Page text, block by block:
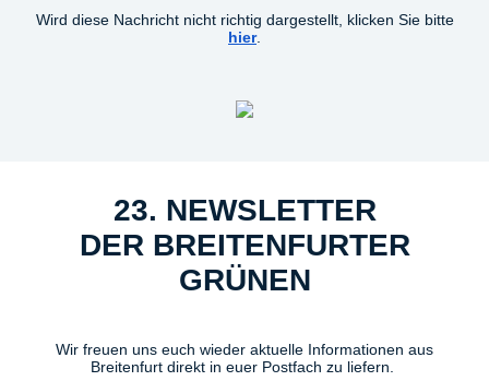
Wird diese Nachricht nicht richtig dargestellt, klicken Sie bitte
hier.
23. NEWSLETTER
DER BREITENFURTER
GRÜNEN
Wir freuen uns euch wieder aktuelle Informationen aus
Breitenfurt direkt in euer Postfach zu liefern.